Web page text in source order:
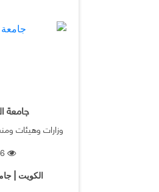
جامعة
وزارات وهيئات
426
الكويت |